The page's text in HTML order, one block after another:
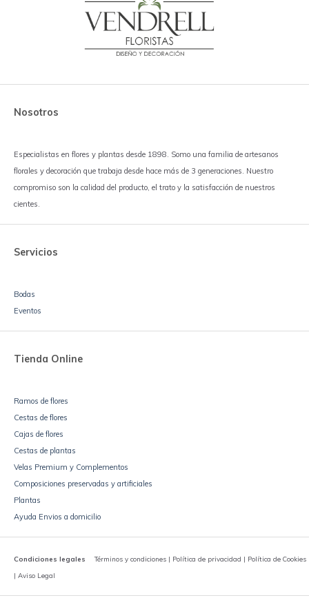
Nosotros
Especialistas en flores y plantas desde 1898. Somo una familia de artesanos
florales y decoración que trabaja desde hace más de 3 generaciones. Nuestro
compromiso son la calidad del producto, el trato y la satisfacción de nuestros
cientes.
Servicios
Bodas
Eventos
Tienda Online
Ramos de flores
Cestas de flores
Cajas de flores
Cestas de plantas
Velas Premium y Complementos
Composiciones preservadas y artificiales
Plantas
Ayuda Envios a domicilio
Condiciones legales
Términos y condiciones | Política de privacidad | Política de Cookies
| Aviso Legal